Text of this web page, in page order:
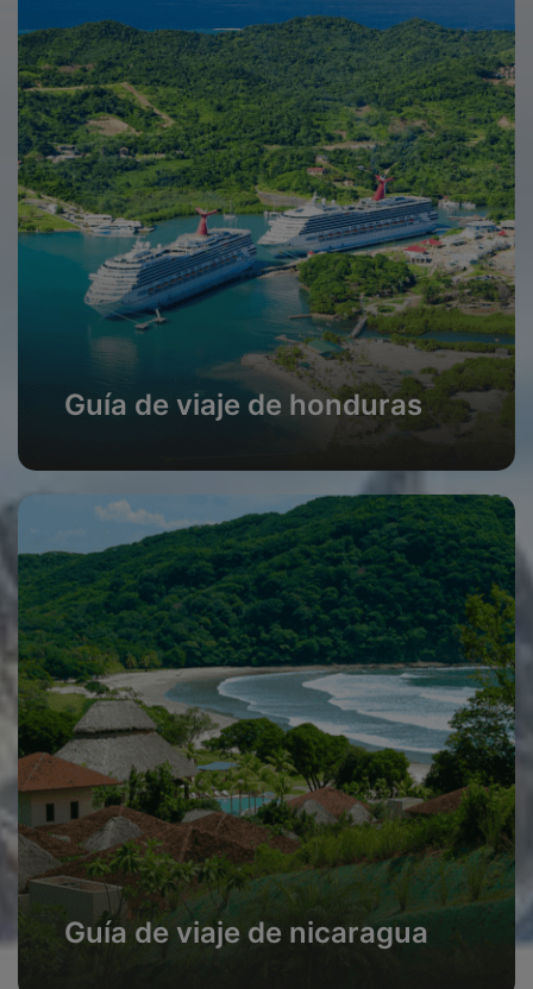
Guía de viaje de honduras
Guía de viaje de nicaragua